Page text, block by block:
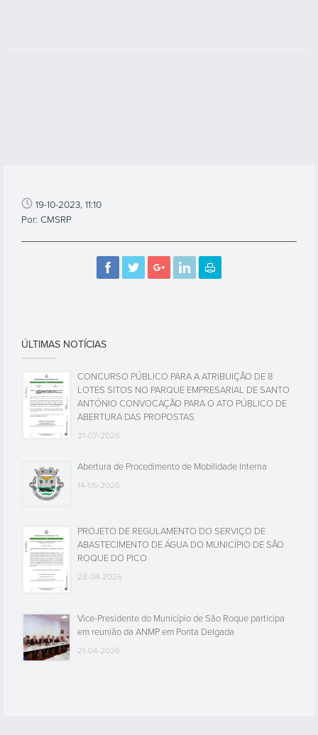
19-10-2023, 11:10
Por: CMSRP
ÚLTIMAS NOTÍCIAS
CONCURSO PÚBLICO PARA A ATRIBUIÇÃO DE 8
LOTES SITOS NO PARQUE EMPRESARIAL DE SANTO
ANTÓNIO CONVOCAÇÃO PARA O ATO PÚBLICO DE
ABERTURA DAS PROPOSTAS
31-07-2026
Abertura de Procedimento de Mobilidade Interna
14-05-2026
PROJETO DE REGULAMENTO DO SERVIÇO DE
ABASTECIMENTO DE ÁGUA DO MUNICÍPIO DE SÃO
ROQUE DO PICO
28-04-2026
Vice-Presidente do Município de São Roque participa
em reunião da ANMP em Ponta Delgada
21-04-2026